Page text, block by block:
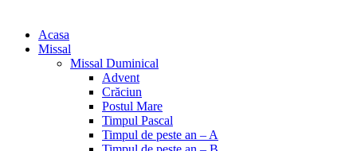
Acasa
Missal
Missal Duminical
Advent
Crăciun
Postul Mare
Timpul Pascal
Timpul de peste an – A